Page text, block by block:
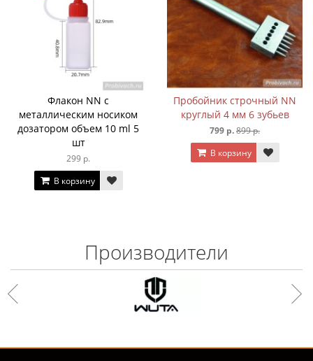
Флакон NN с
металлическим носиком
дозатором объем 10 ml 5
шт
299 р.
В корзину
Пробойник строчный NN
круглый 4 мм 6 зубьев
799 р.899 р.
В корзину
Производители